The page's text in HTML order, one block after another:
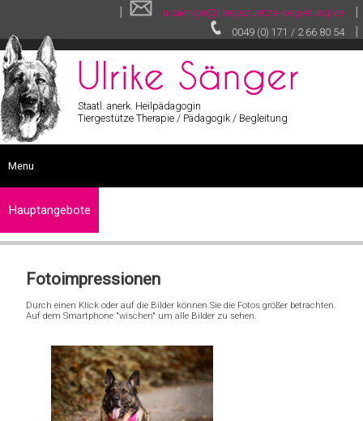
| u.saenger@tiergestuetzte-begleitung.de |
0049 (0) 171 / 2 66 80 54 |
Staatl. anerk. Heilpädagogin
Tiergestütze Therapie / Pädagogik / Begleitung
Menu
VITA
VIDEOS
GALERIE
IN MEMORIAN
KONTAKT
Hauptangebote
Tiergestützte
Tiergestützte
Pädagogik
Tiergestützte
Begleitung
Tierbesuchs-
dienst
Fotoimpressionen
Durch einen Klick oder auf die Bilder können Sie die Fotos größer betrachten.
Auf dem Smartphone "wischen" um alle Bilder zu sehen.